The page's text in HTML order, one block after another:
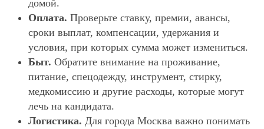
домой.
Оплата. Проверьте ставку, премии, авансы,
сроки выплат, компенсации, удержания и
условия, при которых сумма может измениться.
Быт. Обратите внимание на проживание,
питание, спецодежду, инструмент, стирку,
медкомиссию и другие расходы, которые могут
лечь на кандидата.
Логистика. Для города Москва важно понимать